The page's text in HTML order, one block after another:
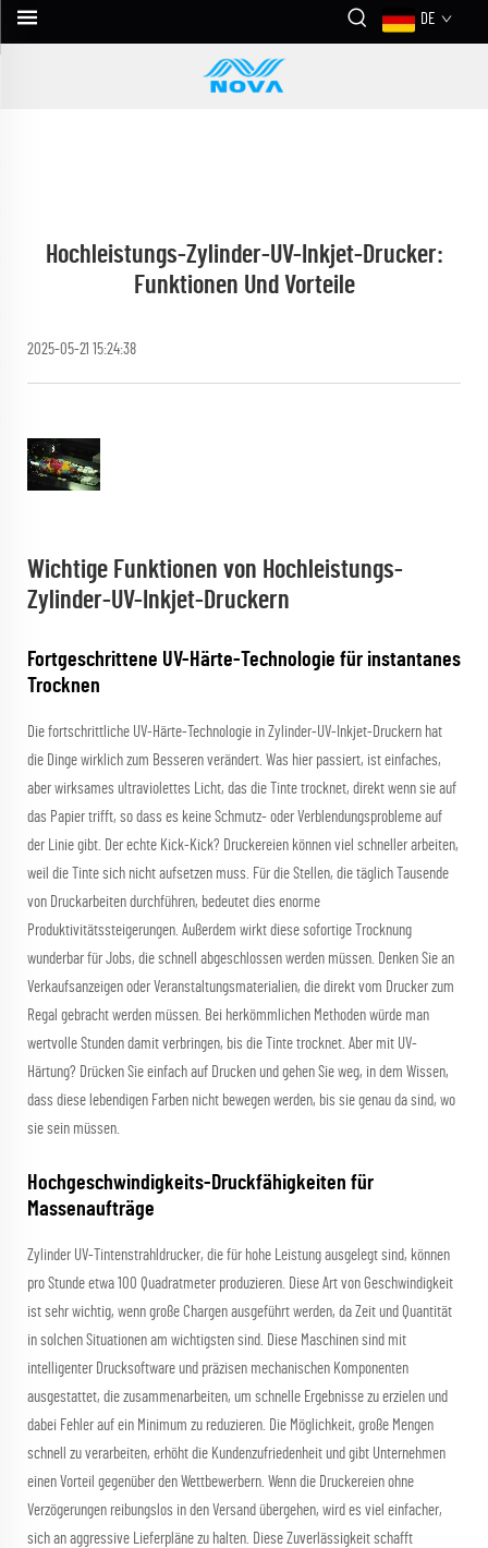
DE
Hochleistungs-Zylinder-UV-Inkjet-Drucker:
Funktionen Und Vorteile
2025-05-21 15:24:38
Wichtige Funktionen von Hochleistungs-
Zylinder-UV-Inkjet-Druckern
Fortgeschrittene UV-Härte-Technologie für instantanes
Trocknen
Die fortschrittliche UV-Härte-Technologie in Zylinder-UV-Inkjet-Druckern hat
die Dinge wirklich zum Besseren verändert. Was hier passiert, ist einfaches,
aber wirksames ultraviolettes Licht, das die Tinte trocknet, direkt wenn sie auf
das Papier trifft, so dass es keine Schmutz- oder Verblendungsprobleme auf
der Linie gibt. Der echte Kick-Kick? Druckereien können viel schneller arbeiten,
weil die Tinte sich nicht aufsetzen muss. Für die Stellen, die täglich Tausende
von Druckarbeiten durchführen, bedeutet dies enorme
Produktivitätssteigerungen. Außerdem wirkt diese sofortige Trocknung
wunderbar für Jobs, die schnell abgeschlossen werden müssen. Denken Sie an
Verkaufsanzeigen oder Veranstaltungsmaterialien, die direkt vom Drucker zum
Regal gebracht werden müssen. Bei herkömmlichen Methoden würde man
wertvolle Stunden damit verbringen, bis die Tinte trocknet. Aber mit UV-
Härtung? Drücken Sie einfach auf Drucken und gehen Sie weg, in dem Wissen,
dass diese lebendigen Farben nicht bewegen werden, bis sie genau da sind, wo
sie sein müssen.
Hochgeschwindigkeits-Druckfähigkeiten für
Massenaufträge
Zylinder UV-Tintenstrahldrucker, die für hohe Leistung ausgelegt sind, können
pro Stunde etwa 100 Quadratmeter produzieren. Diese Art von Geschwindigkeit
ist sehr wichtig, wenn große Chargen ausgeführt werden, da Zeit und Quantität
in solchen Situationen am wichtigsten sind. Diese Maschinen sind mit
intelligenter Drucksoftware und präzisen mechanischen Komponenten
ausgestattet, die zusammenarbeiten, um schnelle Ergebnisse zu erzielen und
dabei Fehler auf ein Minimum zu reduzieren. Die Möglichkeit, große Mengen
schnell zu verarbeiten, erhöht die Kundenzufriedenheit und gibt Unternehmen
einen Vorteil gegenüber den Wettbewerbern. Wenn die Druckereien ohne
Verzögerungen reibungslos in den Versand übergehen, wird es viel einfacher,
sich an aggressive Lieferpläne zu halten. Diese Zuverlässigkeit schafft